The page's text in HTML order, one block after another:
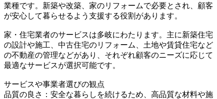
業種です。新築や改築、家のリフォームで必要とされ、顧客
が安心して暮らせるよう支援する役割があります。
家・住宅業者のサービスは多岐にわたります。主に新築住宅
の設計や施工、中古住宅のリフォーム、土地や賃貸住宅など
の不動産の管理などがあり、それぞれ顧客のニーズに応じて
最適なサービスが選択可能です。
サービスや事業者選びの観点
品質の良さ：安全な暮らしを続けるため、高品質な材料や施